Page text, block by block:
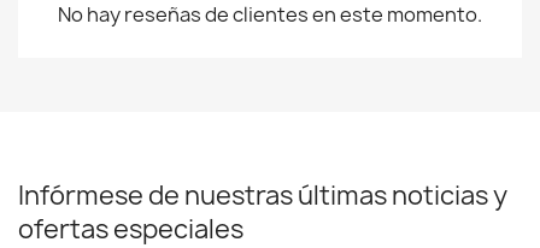
No hay reseñas de clientes en este momento.
Infórmese de nuestras últimas noticias y
ofertas especiales